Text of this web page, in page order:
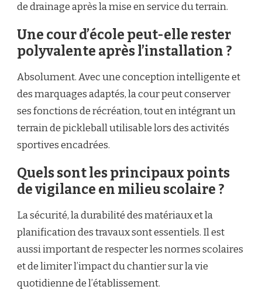
de drainage après la mise en service du terrain.
Une cour d’école peut-elle rester
polyvalente après l’installation ?
Absolument. Avec une conception intelligente et
des marquages adaptés, la cour peut conserver
ses fonctions de récréation, tout en intégrant un
terrain de pickleball utilisable lors des activités
sportives encadrées.
Quels sont les principaux points
de vigilance en milieu scolaire ?
La sécurité, la durabilité des matériaux et la
planification des travaux sont essentiels. Il est
aussi important de respecter les normes scolaires
et de limiter l’impact du chantier sur la vie
quotidienne de l’établissement.